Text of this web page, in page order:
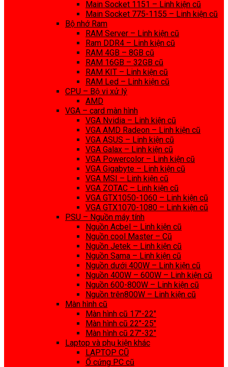
Main Socket 1151 – Linh kiện cũ
Main Socket 775-1155 – Linh kiện cũ
Bộ nhớ Ram
RAM Server – Linh kiện cũ
Ram DDR4 – Linh kiện cũ
RAM 4GB – 8GB cũ
RAM 16GB – 32GB cũ
RAM KIT – Linh kiện cũ
RAM Led – Linh kiện cũ
CPU – Bộ vi xử lý
AMD
VGA – card màn hình
VGA Nvidia – Linh kiện cũ
VGA AMD Radeon – Linh kiện cũ
VGA ASUS – Linh kiện cũ
VGA Galax – Linh kiện cũ
VGA Powercolor – Linh kiện cũ
VGA Gigabyte – Linh kiện cũ
VGA MSI – Linh kiện cũ
VGA ZOTAC – Linh kiện cũ
VGA GTX1050-1060 – Linh kiện cũ
VGA GTX1070-1080 – Linh kiện cũ
PSU – Nguồn máy tính
Nguồn Acbel – Linh kiện cũ
Nguồn cool Master – Cũ
Nguồn Jetek – Linh kiện cũ
Nguồn Sama – Linh kiện cũ
Nguồn dưới 400W – Linh kiện cũ
Nguồn 400W – 600W – Linh kiện cũ
Nguồn 600-800W – Linh kiện cũ
Nguồn trên800W – Linh kiện cũ
Màn hình cũ
Màn hình cũ 17″-22″
Màn hình cũ 22″-25″
Màn hình cũ 27″-32″
Laptop và phụ kiện khác
LAPTOP CŨ
Ổ cứng PC cũ